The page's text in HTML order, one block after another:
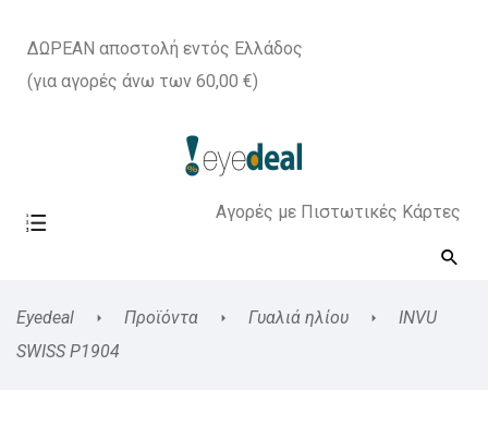
ΔΩΡΕΑΝ αποστολή εντός Ελλάδος
(για αγορές άνω των 60,00 €)
Αγορές με Πιστωτικές Κάρτες
Eyedeal Προϊόντα Γυαλιά ηλίου
INVU
SWISS P1904